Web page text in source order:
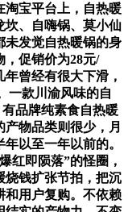
淘宝平台上，自热暖
坎、自嗨锅、莫小仙
未发觉自热暖锅的身
，促销价为28元/
曾经有很大下滑，
一款川渝风味的自
品牌纯素食自热暖
产物品类则很少，月
以至一年以前的。
红即陨落”的怪圈，
烧钱扩张节拍，把沉
和用户复购。不依赖